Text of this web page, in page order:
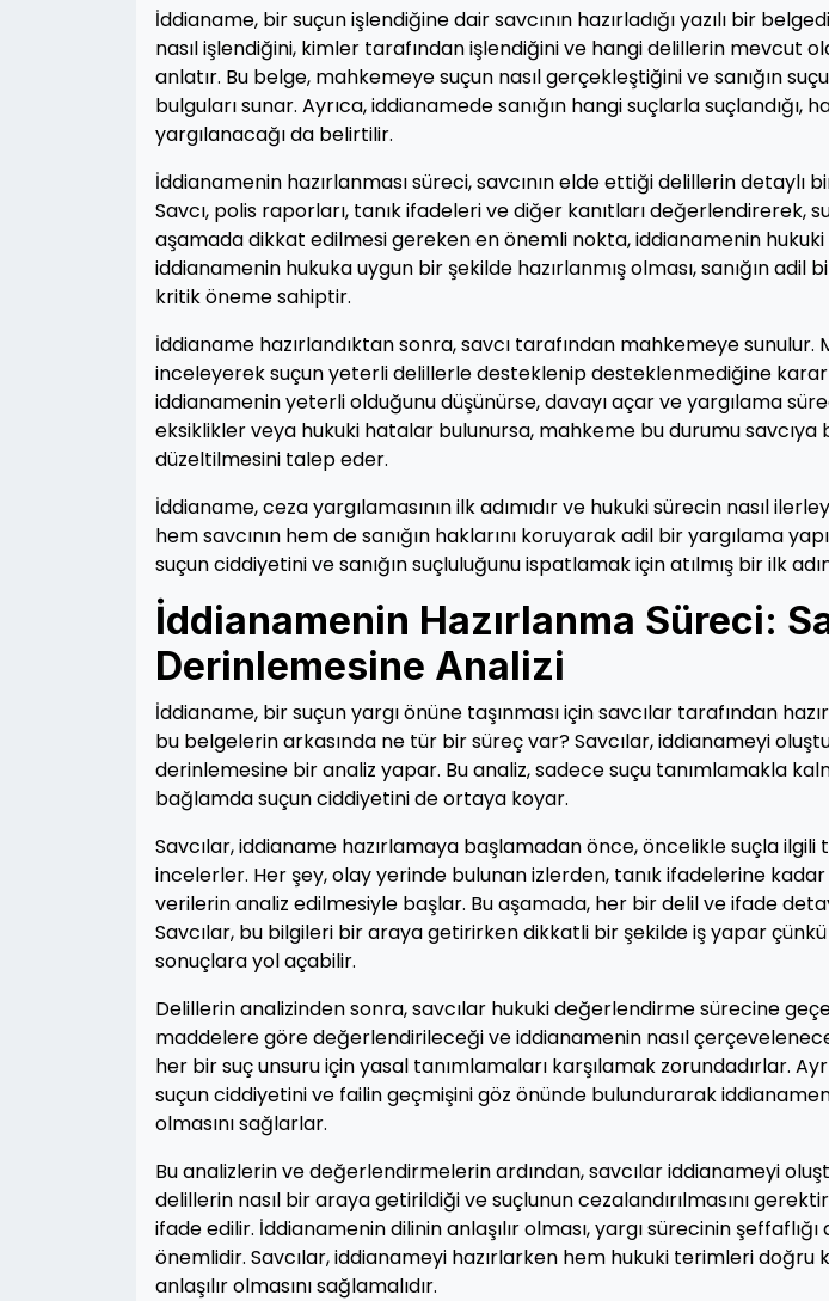
İddianame, bir suçun işlendiğine dair savcının hazırladığı yazılı bir
nasıl işlendiğini, kimler tarafından işlendiğini ve hangi delillerin mevcut
anlatır. Bu belge, mahkemeye suçun nasıl gerçekleştiğini ve sanığın
bulguları sunar. Ayrıca, iddianamede sanığın hangi suçlarla suçlandığı,
yargılanacağı da belirtilir.
İddianamenin hazırlanması süreci, savcının elde ettiği delillerin detaylı
Savcı, polis raporları, tanık ifadeleri ve diğer kanıtları değerlendirerek,
aşamada dikkat edilmesi gereken en önemli nokta, iddianamenin hukuki
iddianamenin hukuka uygun bir şekilde hazırlanmış olması, sanığın adil
kritik öneme sahiptir.
İddianame hazırlandıktan sonra, savcı tarafından mahkemeye sunulur.
inceleyerek suçun yeterli delillerle desteklenip desteklenmediğine
iddianamenin yeterli olduğunu düşünürse, davayı açar ve yargılama
eksiklikler veya hukuki hatalar bulunursa, mahkeme bu durumu savcıya
düzeltilmesini talep eder.
İddianame, ceza yargılamasının ilk adımıdır ve hukuki sürecin nasıl
hem savcının hem de sanığın haklarını koruyarak adil bir yargılama
suçun ciddiyetini ve sanığın suçluluğunu ispatlamak için atılmış bir ilk
İddianamenin Hazırlanma Süreci:
Derinlemesine Analizi
İddianame, bir suçun yargı önüne taşınması için savcılar tarafından
bu belgelerin arkasında ne tür bir süreç var? Savcılar, iddianameyi
derinlemesine bir analiz yapar. Bu analiz, sadece suçu tanımlamakla
bağlamda suçun ciddiyetini de ortaya koyar.
Savcılar, iddianame hazırlamaya başlamadan önce, öncelikle suçla
incelerler. Her şey, olay yerinde bulunan izlerden, tanık ifadelerine
verilerin analiz edilmesiyle başlar. Bu aşamada, her bir delil ve ifade
Savcılar, bu bilgileri bir araya getirirken dikkatli bir şekilde iş yapar
sonuçlara yol açabilir.
Delillerin analizinden sonra, savcılar hukuki değerlendirme sürecine
maddelere göre değerlendirileceği ve iddianamenin nasıl
her bir suç unsuru için yasal tanımlamaları karşılamak zorundadırlar.
suçun ciddiyetini ve failin geçmişini göz önünde bulundurarak
olmasını sağlarlar.
Bu analizlerin ve değerlendirmelerin ardından, savcılar iddianameyi
delillerin nasıl bir araya getirildiği ve suçlunun cezalandırılmasını
ifade edilir. İddianamenin dilinin anlaşılır olması, yargı sürecinin şeffaflığı
önemlidir. Savcılar, iddianameyi hazırlarken hem hukuki terimleri doğru
anlaşılır olmasını sağlamalıdır.